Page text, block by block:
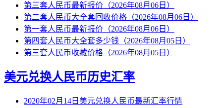
第三套人民币最新报价（2026年08月06日）
第二套人民币大全套回收价格（2026年08月06日）
第一套人民币最新报价（2026年08月06日）
第四套人民币大全套多少钱（2026年08月05日）
第三套人民币收藏价格（2026年08月05日）
美元兑换人民币历史汇率
2020年02月14日美元兑换人民币最新汇率行情